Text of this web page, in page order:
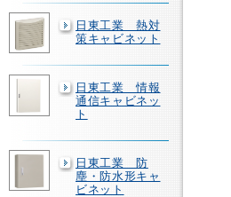
日東工業 熱対
策キャビネット
日東工業 情報
通信キャビネッ
ト
日東工業 防
塵・防水形キャ
ビネット